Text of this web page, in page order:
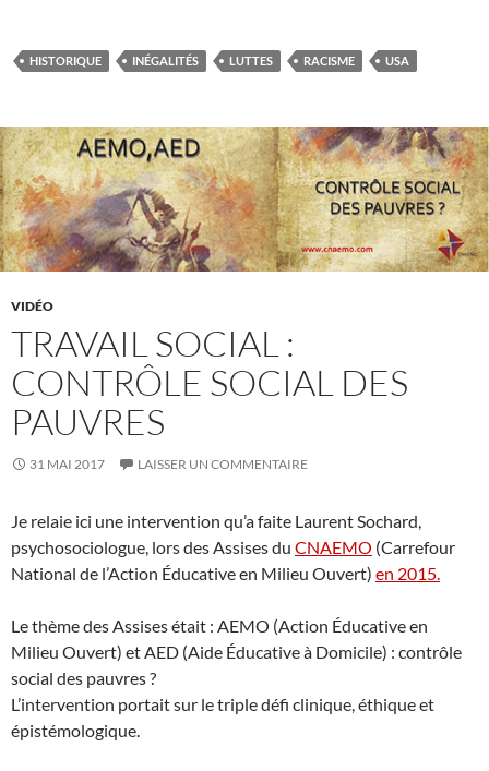
HISTORIQUE INÉGALITÉS LUTTES RACISME USA
VIDÉO
TRAVAIL SOCIAL :
CONTRÔLE SOCIAL DES
PAUVRES
31 MAI 2017 LAISSER UN COMMENTAIRE
Je relaie ici une intervention qu’a faite Laurent Sochard,
psychosociologue, lors des Assises du CNAEMO (Carrefour
National de l’Action Éducative en Milieu Ouvert) en 2015.
Le thème des Assises était : AEMO (Action Éducative en
Milieu Ouvert) et AED (Aide Éducative à Domicile) : contrôle
social des pauvres ?
L’intervention portait sur le triple défi clinique, éthique et
épistémologique.